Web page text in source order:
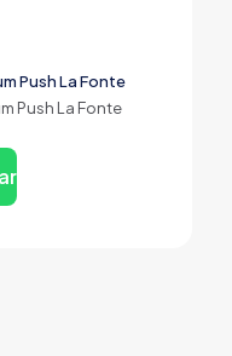
Push La Fonte
Push La Fonte